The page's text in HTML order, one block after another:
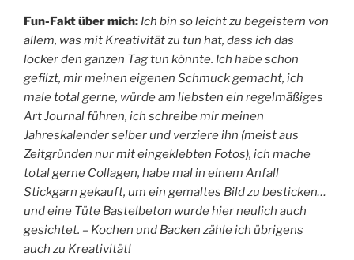
Fun-Fakt über mich: Ich bin so leicht zu begeistern von
allem, was mit Kreativität zu tun hat, dass ich das
locker den ganzen Tag tun könnte. Ich habe schon
gefilzt, mir meinen eigenen Schmuck gemacht, ich
male total gerne, würde am liebsten ein regelmäßiges
Art Journal führen, ich schreibe mir meinen
Jahreskalender selber und verziere ihn (meist aus
Zeitgründen nur mit eingeklebten Fotos), ich mache
total gerne Collagen, habe mal in einem Anfall
Stickgarn gekauft, um ein gemaltes Bild zu besticken…
und eine Tüte Bastelbeton wurde hier neulich auch
gesichtet. – Kochen und Backen zähle ich übrigens
auch zu Kreativität!